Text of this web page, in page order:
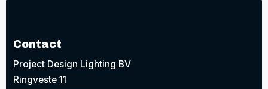
Contact
Project Design Lighting BV
Ringveste 11